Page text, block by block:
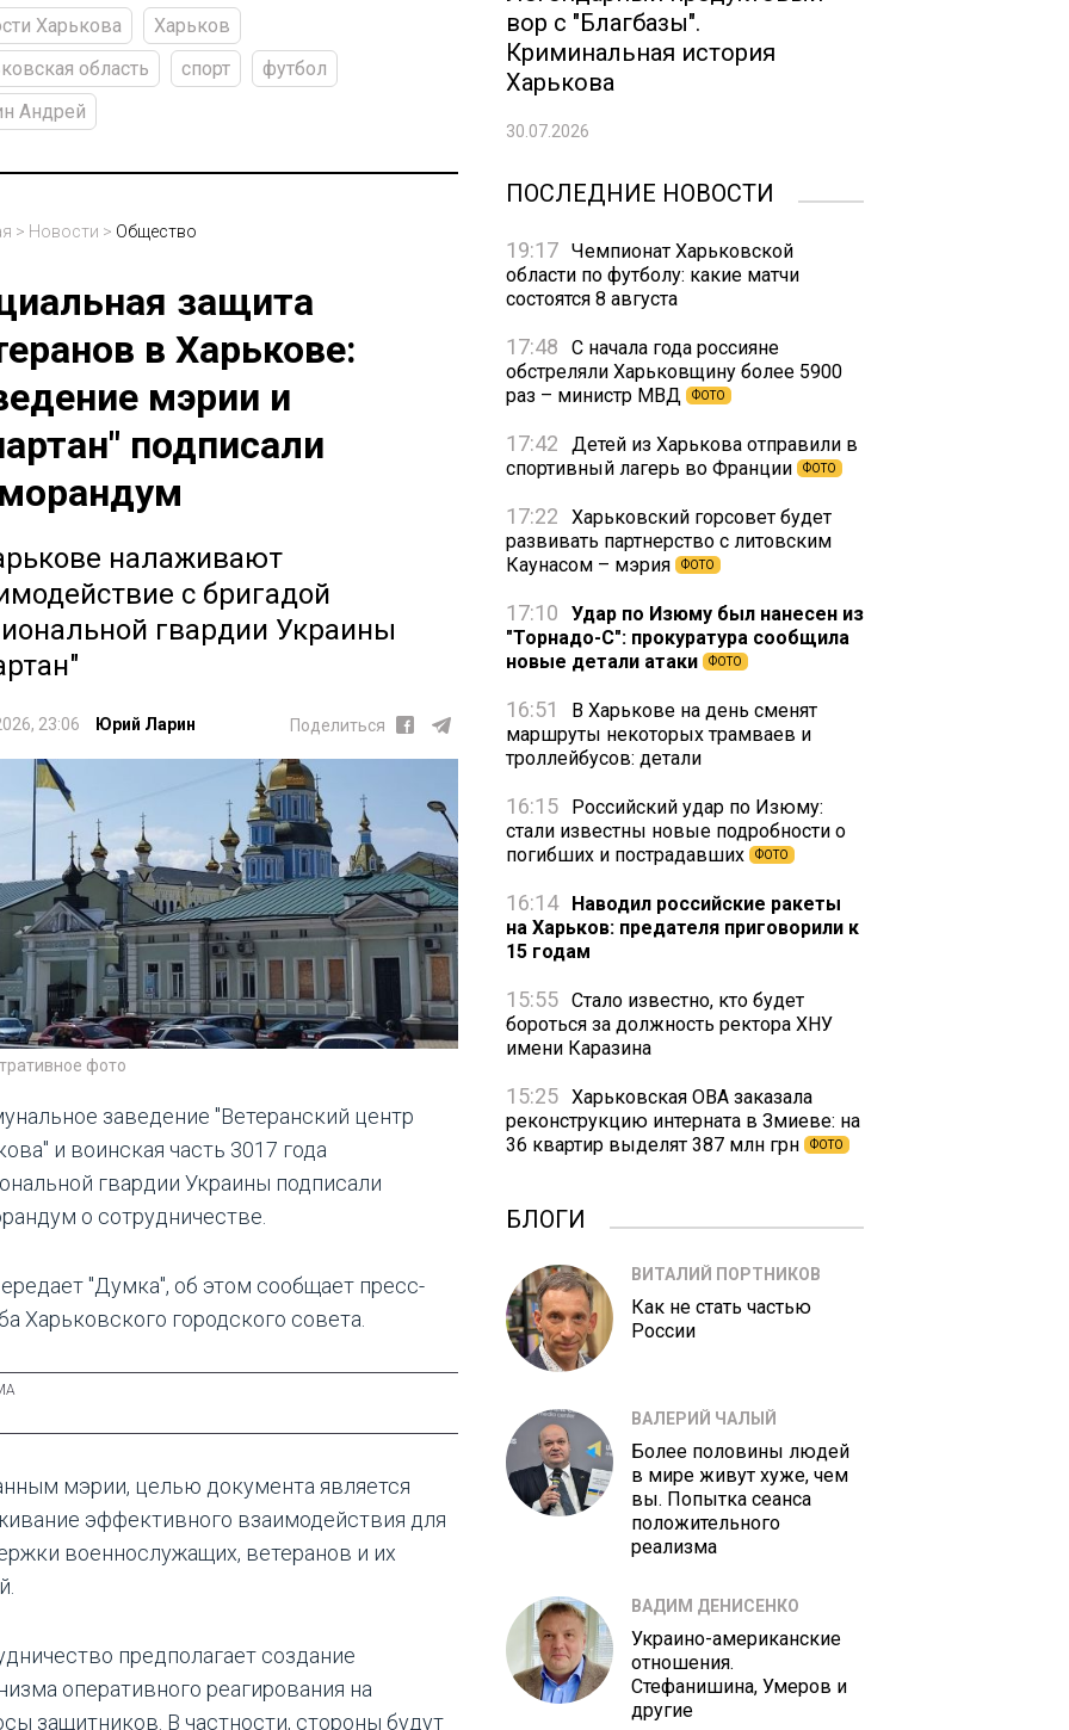
Харькова
Харьков
область
спорт
футбол
Андрей
> Новости > Общество
защита
в Харькове:
мэрии и
подписали
налаживают
с бригадой
гвардии Украины
23:06 Юрий Ларин Поделиться
фото
заведение "Ветеранский центр
и воинская часть 3017 года
гвардии Украины подписали
о сотрудничестве.
"Думка", об этом сообщает пресс-
Харьковского городского совета.
мэрии, целью документа является
эффективного взаимодействия для
военнослужащих, ветеранов и их
предполагает создание
оперативного реагирования на
защитников. В частности, стороны будут
вор с "Благбазы".
Криминальная история
Харькова
30.07.2026
ПОСЛЕДНИЕ НОВОСТИ
19:17 Чемпионат Харьковской
области по футболу: какие матчи
состоятся 8 августа
17:48
С начала года россияне
обстреляли Харьковщину более 5900
раз – министр МВД
ФОТО
17:42
Детей из Харькова отправили в
спортивный лагерь во Франции
ФОТО
17:22
Харьковский горсовет будет
развивать партнерство с литовским
Каунасом – мэрия
ФОТО
17:10
Удар по Изюму был нанесен из
"Торнадо-С": прокуратура сообщила
новые детали атаки
ФОТО
16:51
В Харькове на день сменят
маршруты некоторых трамваев и
троллейбусов: детали
16:15
Российский удар по Изюму:
стали известны новые подробности о
погибших и пострадавших
ФОТО
16:14
Наводил российские ракеты
на Харьков: предателя приговорили к
15 годам
15:55 Стало известно, кто будет
бороться за должность ректора ХНУ
имени Каразина
15:25 Харьковская ОВА заказала
реконструкцию интерната в Змиеве: на
36 квартир выделят 387 млн грн
ФОТО
БЛОГИ
ВИТАЛИЙ ПОРТНИКОВ
Как не стать частью
России
ВАЛЕРИЙ ЧАЛЫЙ
Более половины людей
в мире живут хуже, чем
вы. Попытка сеанса
положительного
реализма
ВАДИМ ДЕНИСЕНКО
Украино-американские
отношения.
Стефанишина, Умеров и
другие